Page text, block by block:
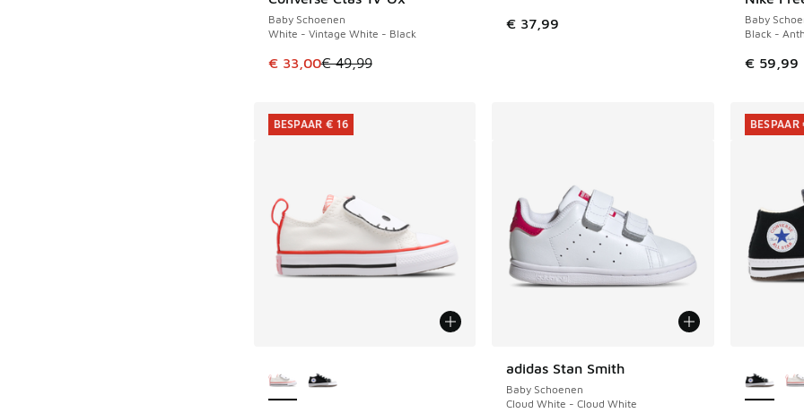
Baby Schoenen
White - Vintage White - Black
Dit artikel is in de uitverkoop. Dit artikel is in de aanbieding Prijs verlaagd van €
€ 33,00€ 49,99
€ 37,99
Baby
Black -
€ 59,99
BESPAAR € 16
adidas Stan Smith
Baby Schoenen
Cloud White - Cloud White
BESPAAR